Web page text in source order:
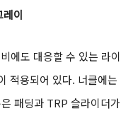
이
에도 대응할 수 있는 라이
적용되어 있다. 너클에는
패딩과 TRP 슬라이더가